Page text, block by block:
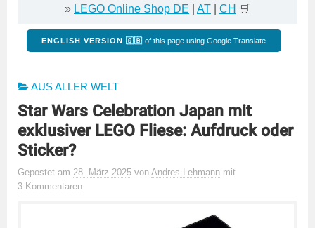
» LEGO Online Shop DE AT CH 🛒
ENGLISH VERSION 🇬🇧 of this page using Google Translate
AUS ALLER WELT
Star Wars Celebration Japan mit
exklusiver LEGO Fliese: Aufdruck oder
Sticker?
Gepostet am 28. März 2025 von Andres Lehmann mit
3 Kommentaren